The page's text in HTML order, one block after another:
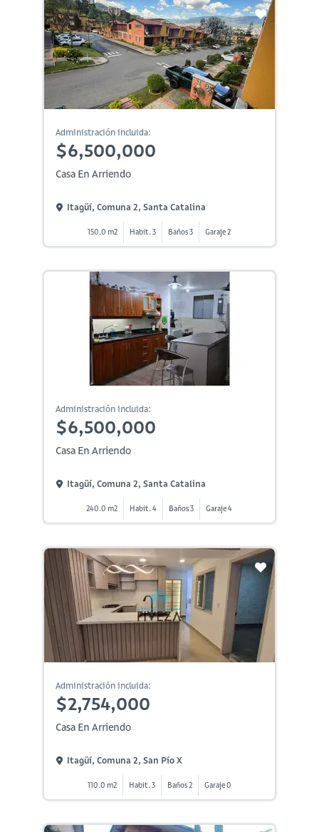
Administración incluida:
$6,500,000
Casa En Arriendo
Itagüí, Comuna 2, Santa Catalina
150.0 m2 Habit. 3 Baños 3 Garaje 2
Administración incluida:
$6,500,000
Casa En Arriendo
Itagüí, Comuna 2, Santa Catalina
240.0 m2 Habit. 4 Baños 3 Garaje 4
Administración incluida:
$2,754,000
Casa En Arriendo
Itagüí, Comuna 2, San Pío X
110.0 m2 Habit. 3 Baños 2 Garaje 0